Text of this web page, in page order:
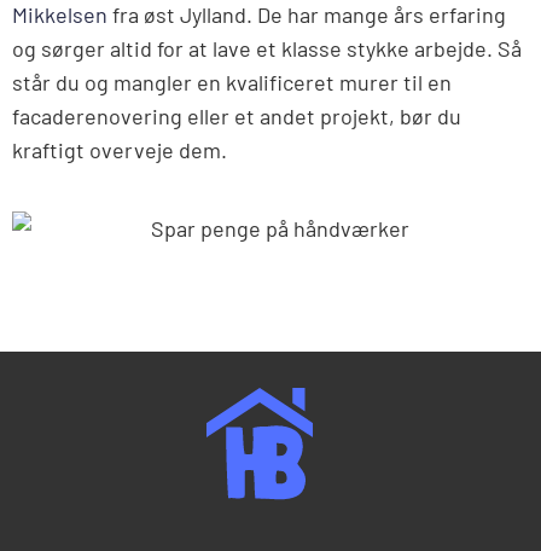
Mikkelsen fra øst Jylland. De har mange års erfaring
og sørger altid for at lave et klasse stykke arbejde. Så
står du og mangler en kvalificeret murer til en
facaderenovering eller et andet projekt, bør du
kraftigt overveje dem.